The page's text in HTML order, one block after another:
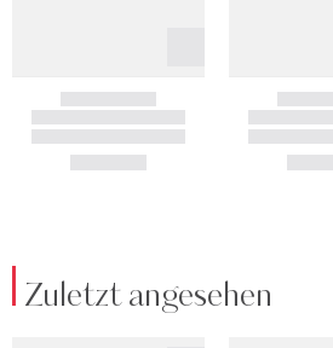
Zuletzt angesehen